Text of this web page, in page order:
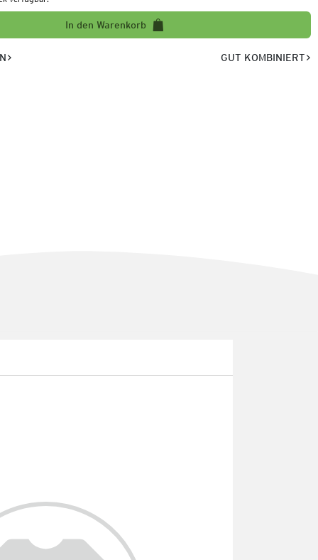
In den Warenkorb
GUT KOMBINIERT